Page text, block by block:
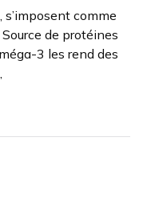
s’imposent comme
de protéines
3 les rend des